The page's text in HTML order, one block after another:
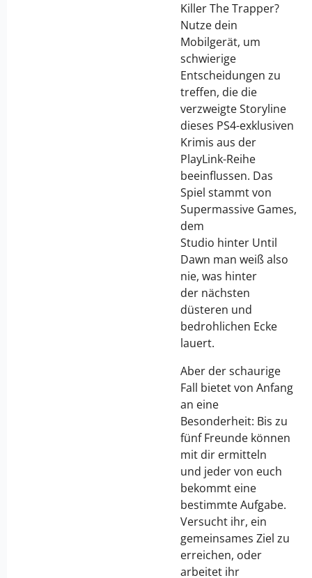
Killer The Trapper?
Nutze dein
Mobilgerät, um
schwierige
Entscheidungen zu
treffen, die die
verzweigte Storyline
dieses PS4-exklusiven
Krimis aus der
PlayLink-Reihe
beeinflussen. Das
Spiel stammt von
Supermassive Games,
dem
Studio hinter Until
Dawn man weiß also
nie, was hinter
der nächsten
düsteren und
bedrohlichen Ecke
lauert.
Aber der schaurige
Fall bietet von Anfang
an eine
Besonderheit: Bis zu
fünf Freunde können
mit dir ermitteln
und jeder von euch
bekommt eine
bestimmte Aufgabe.
Versucht ihr, ein
gemeinsames Ziel zu
erreichen, oder
arbeitet ihr